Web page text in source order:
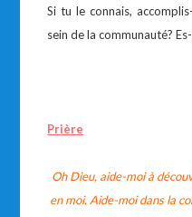
Si tu le connais,
sein de la communauté?
Prière
Oh Dieu, aide-moi à
en moi. Aide-moi dans la